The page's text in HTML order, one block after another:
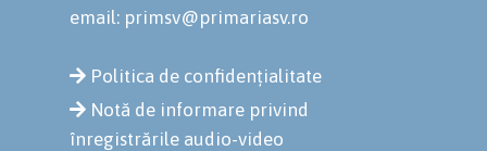
email: primsv@primariasv.ro
Politica de confidențialitate
Notă de informare privind
înregistrările audio-video